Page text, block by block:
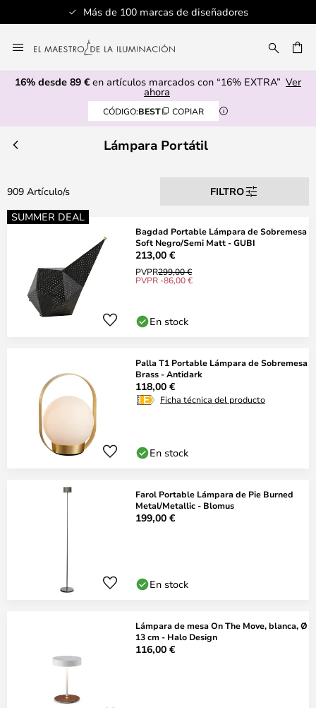
Más de 100 marcas de diseñadores
al
contenido
16% desde 89 € en artículos marcados con “16% EXTRA” Ver
ahora
CÓDIGO:BEST COPIAR
Lámpara Portátil
909 Artículo/s
FILTRO
SUMMER DEAL
Bagdad Portable Lámpara de Sobremesa
Soft Negro/Semi Matt - GUBI
213,00 €
PVPR299,00 €
PVPR -86,00 €
En stock
Palla T1 Portable Lámpara de Sobremesa
Brass - Antidark
118,00 €
Ficha técnica del producto
En stock
Farol Portable Lámpara de Pie Burned
Metal/Metallic - Blomus
199,00 €
En stock
Lámpara de mesa On The Move, blanca, Ø
13 cm - Halo Design
116,00 €